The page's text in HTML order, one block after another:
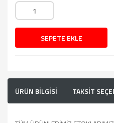
SEPETE EKLE
ÜRÜN BİLGİSİ TAKSİT